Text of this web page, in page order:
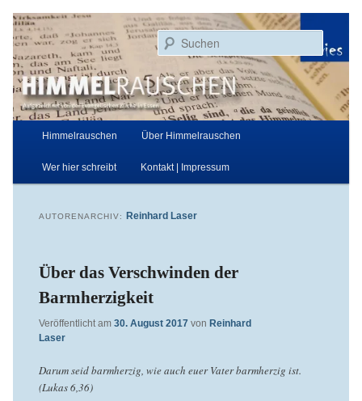
primären
Inhalt
springen
sekundären
Inhalt
springen
Himmelrauschen
Aufgezeichnet von der Evangelischen Kirche in Essen
Hauptmenü
Himmelrauschen Über Himmelrauschen
Wer hier schreibt Kontakt | Impressum
AUTORENARCHIV: Reinhard Laser
Über das Verschwinden der
Barmherzigkeit
Veröffentlicht am 30. August 2017 von Reinhard
Laser
Darum seid barmherzig, wie auch euer Vater barmherzig ist.
(Lukas 6,36)